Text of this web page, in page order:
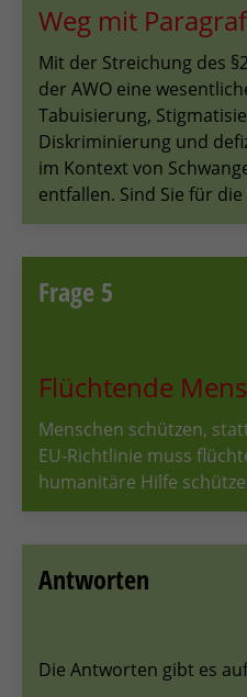
Weg mit
Mit der Streichung des
der AWO eine
Tabuisierung,
Diskriminierung und
im Kontext von
entfallen. Sind Sie für
Frage 5
Flüchtende
Menschen schützen,
EU-Richtlinie muss
humanitäre Hilfe
Antworten
Die Antworten gibt es